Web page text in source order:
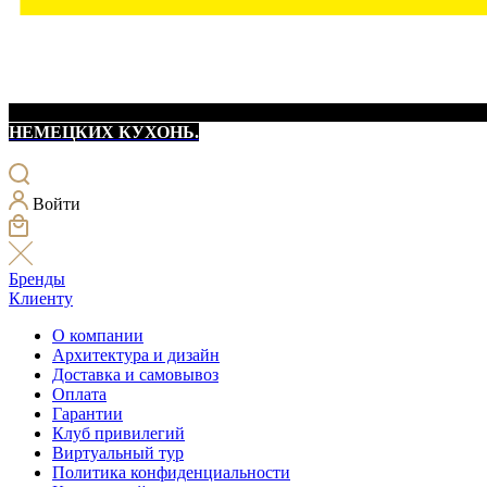
НЕМЕЦКИХ КУХОНЬ.
Войти
Бренды
Клиенту
О компании
Архитектура и дизайн
Доставка и самовывоз
Оплата
Гарантии
Клуб привилегий
Виртуальный тур
Политика конфиденциальности